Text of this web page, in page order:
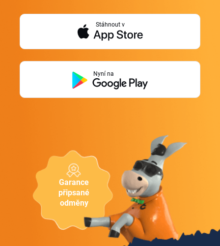
Garance
připsané
odměny
Stáhnout v
Nyní na